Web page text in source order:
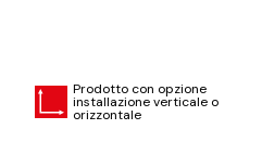
Prodotto con opzione
installazione verticale o
orizzontale